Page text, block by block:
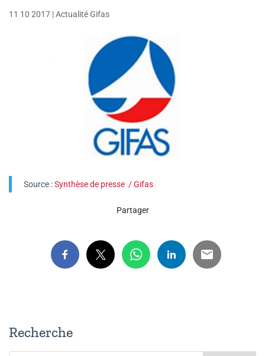
11 10 2017 |Actualité Gifas
Source :Synthèse de presse / Gifas
Partager
Recherche